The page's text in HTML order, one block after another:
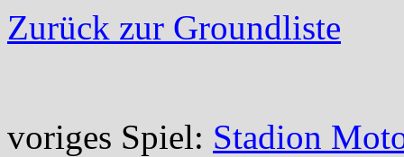
Zurück zur Groundliste
voriges Spiel: Stadion